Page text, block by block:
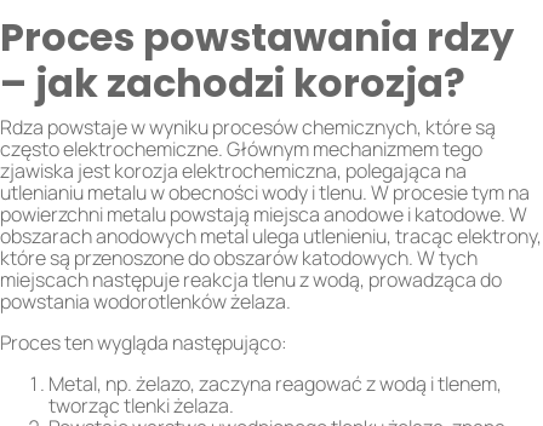
Proces powstawania rdzy
– jak zachodzi korozja?
Rdza powstaje w wyniku procesów chemicznych, które są
często elektrochemiczne. Głównym mechanizmem tego
zjawiska jest korozja elektrochemiczna, polegająca na
utlenianiu metalu w obecności wody i tlenu. W procesie tym na
powierzchni metalu powstają miejsca anodowe i katodowe. W
obszarach anodowych metal ulega utlenieniu, tracąc elektrony,
które są przenoszone do obszarów katodowych. W tych
miejscach następuje reakcja tlenu z wodą, prowadząca do
powstania wodorotlenków żelaza.
Proces ten wygląda następująco:
Metal, np. żelazo, zaczyna reagować z wodą i tlenem,
tworząc tlenki żelaza.